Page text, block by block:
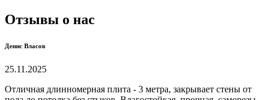
Отзывы о нас
Денис Власов
25.11.2025
Отличная длинномерная плита - 3 метра, закрывает стены от